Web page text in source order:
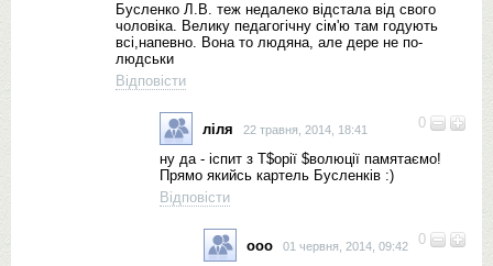
Бусленко Л.В. теж недалеко відстала від свого
чоловіка. Велику педагогічну сім'ю там годують
всі,напевно. Вона то людяна, але дере не по-
людськи
Відповісти
0
ліля 22 травня, 2014, 18:41
ну да - іспит з Т$орії $волюції памятаємо!
Прямо якийсь картель Бусленків :)
Відповісти
0
ооо 01 червня, 2014, 09:42